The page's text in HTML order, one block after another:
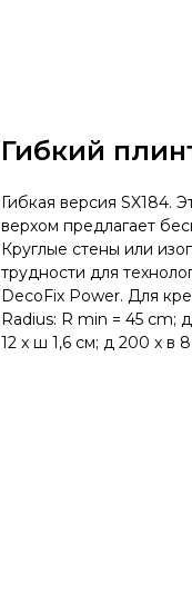
Гибкий
Гибкая версия SX184.
верхом предлагает
Круглые стены или
трудности для
DecoFix Power. Для
Radius: R min = 45 cm;
12 x ш 1,6 см; д 200 x в